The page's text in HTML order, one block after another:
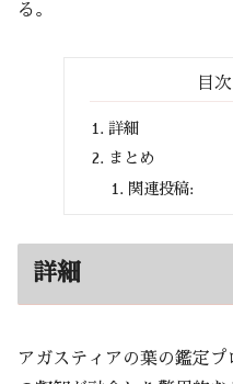
る。
目次
詳細
まとめ
関連投稿:
詳細
アガスティアの葉の鑑定